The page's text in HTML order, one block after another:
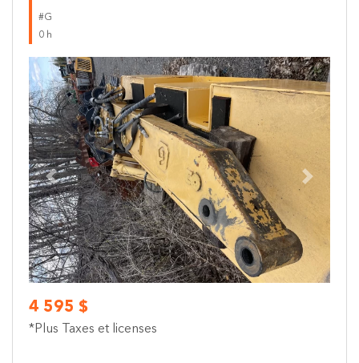
#G
0 h
Previous Next
4 595 $
*Plus Taxes et licenses